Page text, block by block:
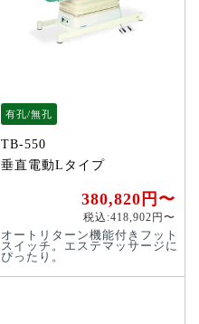
有孔/無孔
TB-550
垂直電動Lタイプ
380,820円〜
税込:418,902円〜
オートリターン機能付きフット
スイッチ。エステマッサージに
ぴったり。